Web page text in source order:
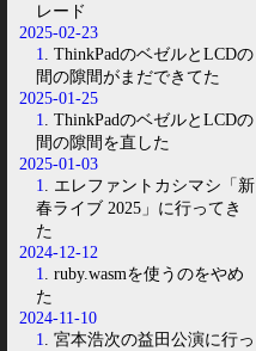
レード
2025-02-23
1
. ThinkPadのベゼルとLCDの
間の隙間がまだできてた
2025-01-25
1
. ThinkPadのベゼルとLCDの
間の隙間を直した
2025-01-03
1
. エレファントカシマシ「新
春ライブ 2025」に行ってき
た
2024-12-12
1
. ruby.wasmを使うのをやめ
た
2024-11-10
1
. 宮本浩次の益田公演に行っ